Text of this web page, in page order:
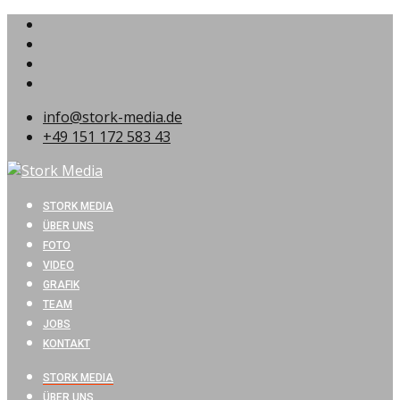
info@stork-media.de
+49 151 172 583 43
STORK MEDIA
ÜBER UNS
FOTO
VIDEO
GRAFIK
TEAM
JOBS
KONTAKT
STORK MEDIA
ÜBER UNS